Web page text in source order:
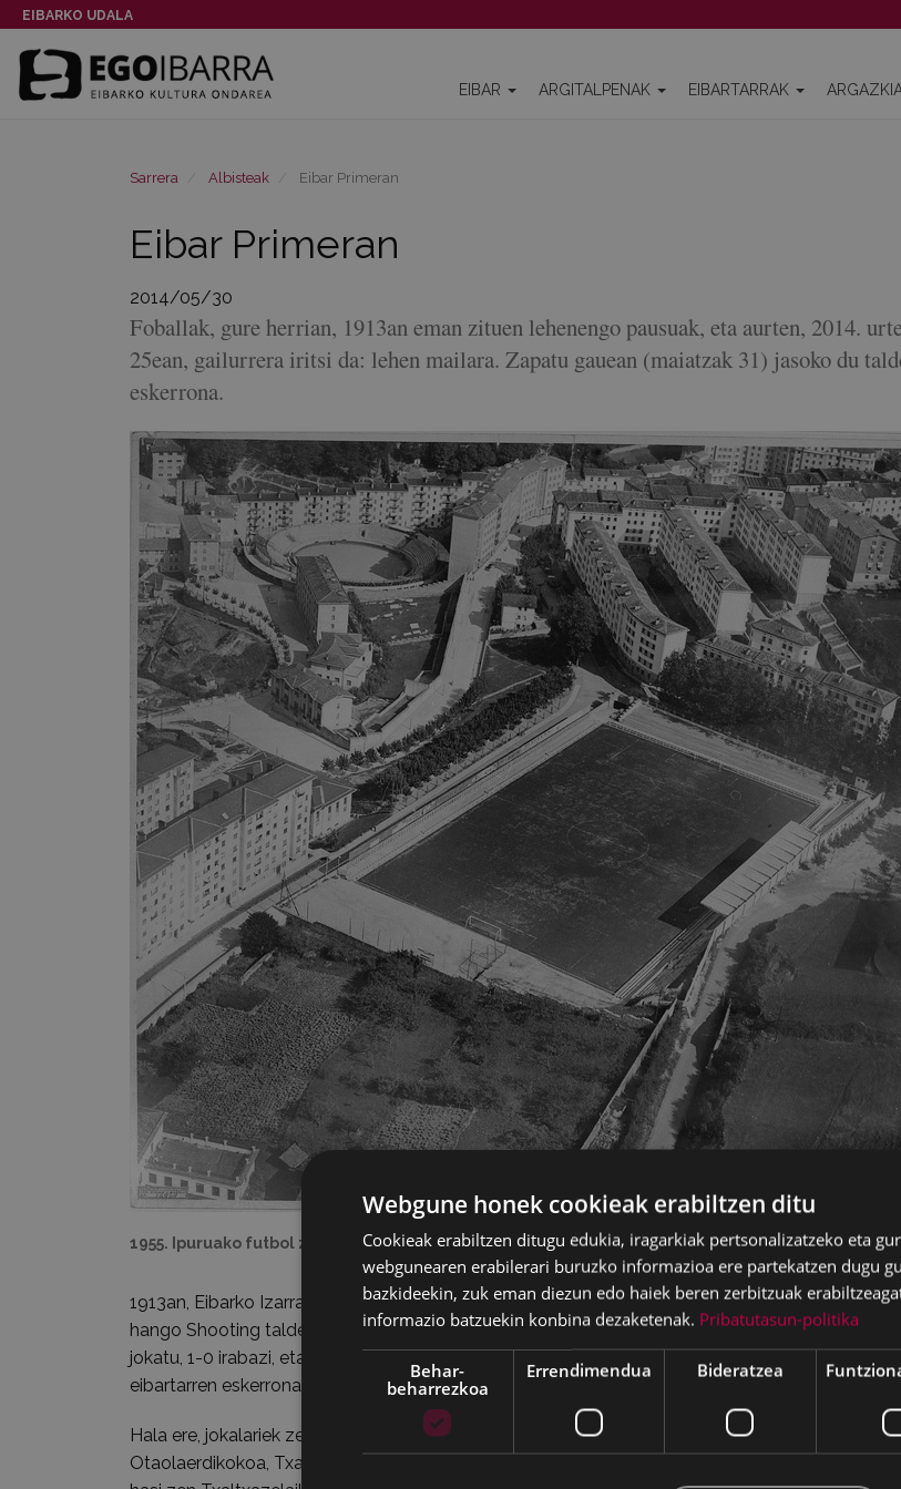
EIBARKO UDALA
EIBAR ARGITALPENAK EIBARTARRAK
Sarrera Albisteak Eibar Primeran
Eibar Primeran
2014/05/30
Foballak, gure herrian, 1913an eman zituen lehenengo pausuak, eta aurten, 2014.
25ean, gailurrera iritsi da: lehen mailara. Zapatu gauean (maiatzak 31) jasoko du
eskerrona.
1955. Ipuruako futbol zelaia goitik hartuta. Eibarko Udal Artxiboa/Archivo municipal de Eibar
1913an, Eibarko Izarra futbol talde orduan hasi berriak lehenengo partida jokatu zuen
hango Shooting taldearen kontra. 101 urte beranduago, 2014ko maiatzaren 25ean, Eibarrek,
jokatu, 1-0 irabazi, eta Ligako lehen mailara igotzea lortu du Ipuruan. Zapatu honetan, gaueko
eibartarren eskerrona jasoko du Untzagan.
Hala ere, jokalariek zelaia behar izaten dute futbolean aritzeko eta Eibarrek hiru futbol-zelai
Otaolaerdikokoa, Txaltxa Zelaia eta Ipurua. Lehenengoa 1914an inauguratu zen, San Joan
Webgune honek cookieak erabiltzen ditu
Cookieak erabiltzen ditugu edukia, iragarkiak pertsonalizatzeko eta
webgunearen erabilerari buruzko informazioa ere partekatzen dugu
bazkideekin, zuk eman diezun edo haiek beren zerbitzuak
informazio batzuekin konbina dezaketenak. Pribatutasun-politika
Behar-
beharrezkoa
Errendimendua Bideratzea